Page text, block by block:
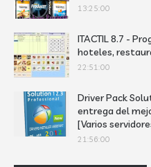
13:25:00
ITACTIL 8.7 -
hoteles,
22:51:00
Driver Pack
entrega del
[Varios
21:56:00